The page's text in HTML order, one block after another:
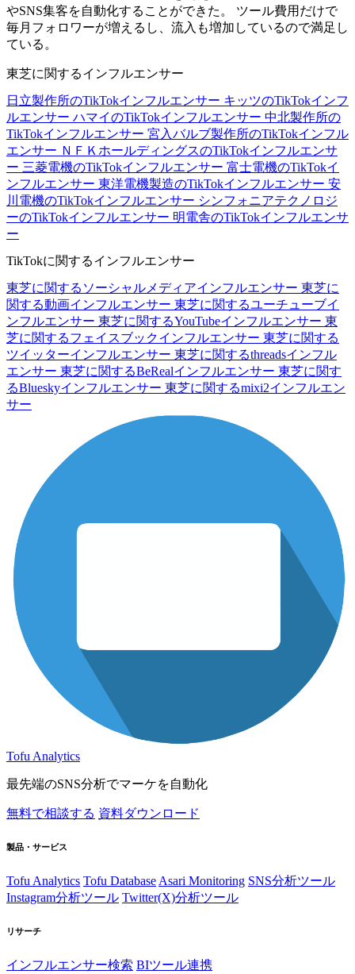
やSNS集客を自動化することができた。 ツール費用だけで
毎月フォロワーが増えるし、流入も増加しているので満足し
ている。
東芝に関するインフルエンサー
日立製作所のTikTokインフルエンサー キッツのTikTokインフ
ルエンサー ハマイのTikTokインフルエンサー 中北製作所の
TikTokインフルエンサー 宮入バルブ製作所のTikTokインフル
エンサー ＮＦＫホールディングスのTikTokインフルエンサ
ー 三菱電機のTikTokインフルエンサー 富士電機のTikTokイ
ンフルエンサー 東洋電機製造のTikTokインフルエンサー 安
川電機のTikTokインフルエンサー シンフォニアテクノロジ
ーのTikTokインフルエンサー 明電舎のTikTokインフルエンサ
ー
TikTokに関するインフルエンサー
東芝に関するソーシャルメディアインフルエンサー 東芝に
関する動画インフルエンサー 東芝に関するユーチューブイ
ンフルエンサー 東芝に関するYouTubeインフルエンサー 東
芝に関するフェイスブックインフルエンサー 東芝に関する
ツイッターインフルエンサー 東芝に関するthreadsインフル
エンサー 東芝に関するBeRealインフルエンサー 東芝に関す
るBlueskyインフルエンサー 東芝に関するmixi2インフルエン
サー
Tofu Analytics
最先端のSNS分析でマーケを自動化
無料で相談する 資料ダウンロード
製品・サービス
Tofu Analytics Tofu Database Asari Monitoring SNS分析ツール
Instagram分析ツール Twitter(X)分析ツール
リサーチ
インフルエンサー検索 BIツール連携